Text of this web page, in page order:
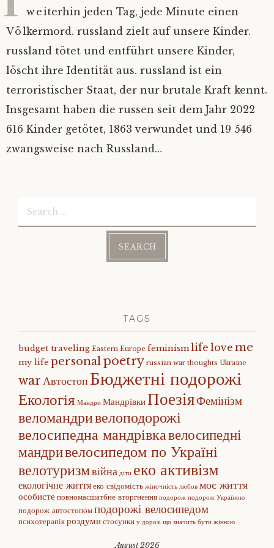
weiterhin jeden Tag, jede Minute einen
Völkermord. russland zielt auf unsere Kinder.
russland tötet und entführt unsere Kinder,
löscht ihre Identität aus. russland ist ein
terroristischer Staat, der nur brutale Kraft kennt.
Insgesamt haben die russen seit dem Jahr 2022
616 Kinder getötet, 1863 verwundet und 19 546
zwangsweise nach Russland…
TAGS
budget traveling Eastern Europe feminismlife love me
my life personalpoetry russian war thoughts Ukraine
warАвтостопБюджетні подорожі
Екологія Мандри МандрівкиПоезіяФемінізм
веломандривелоподорожі
велосипедна мандрівкавелосипедні
мандривелосипедом по Україні
велотуризмвійна діти еко активізм
екологічне життяеко свідомість жіночність любов моє життя
особисте повномасшатбне вторгнення подорож подорож Україною
подорож автостопомподорожі велосипедом
психотерапіяроздумистосунки у дорозі що значить бути жінкою
August 2026